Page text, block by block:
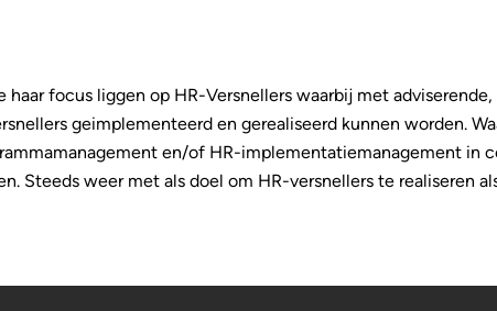
focus liggen op HR-Versnellers waarbij met
geimplementeerd en gerealiseerd kunnen worden.
en/of HR-implementatiemanagement in
Steeds weer met als doel om HR-versnellers te realiseren